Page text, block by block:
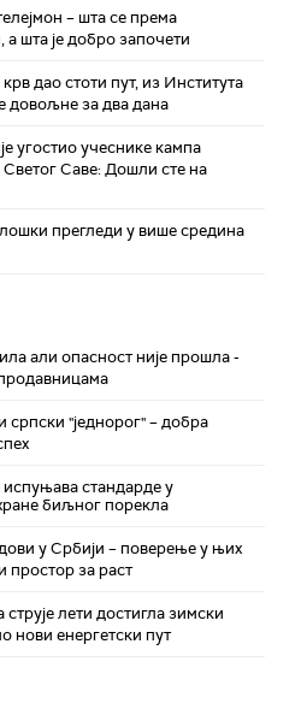
– шта се према
шта је добро започети
дао стоти пут, из Института
довољне за два дана
угостио учеснике кампа
Светог Саве: Дошли сте на
прегледи у више средина
али опасност није прошла -
српски "једнорог" – добра
стандарде у
биљног порекла
у Србији – поверење у њих
простор за раст
лети достигла зимски
нови енергетски пут